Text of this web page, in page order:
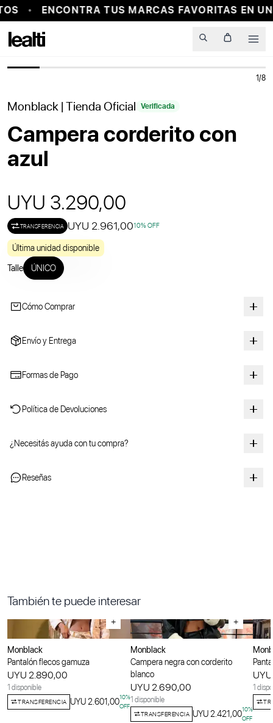
ENCONTRA TUS MARCAS FAVORITAS EN
PROBADOR VIRTUAL
1/8
Monblack | Tienda Oficial Verificada
Campera corderito con
azul
UYU 3.290,00
TRANSFERENCIA UYU 2.961,0010% OFF
Última unidad disponible
Talle ÚNICO
Cómo Comprar
Envío y Entrega
Formas de Pago
Política de Devoluciones
¿Necesitás ayuda con tu compra?
Reseñas
También te puede interesar
+
Monblack
Pantalón flecos gamuza
UYU 2.890,00
1 disponible
TRANSFERENCIA UYU 2.601,0010%
OFF
+
Monblack
Campera negra con corderito
blanco
UYU 2.690,00
1 disponible
TRANSFERENCIA UYU 2.421,0010%
OFF
1